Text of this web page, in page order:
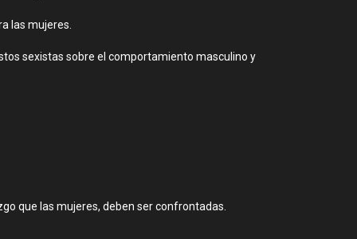
las mujeres.
sexistas sobre el comportamiento masculino y
que las mujeres, deben ser confrontadas.